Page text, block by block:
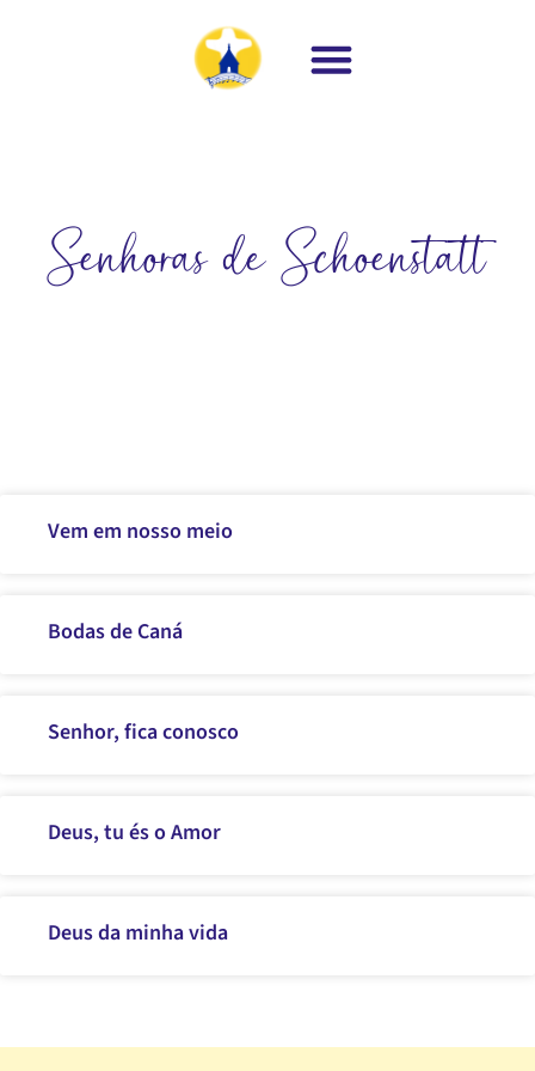
Senhoras de Schoenstatt
Vem em nosso meio
Bodas de Caná
Senhor, fica conosco
Deus, tu és o Amor
Deus da minha vida